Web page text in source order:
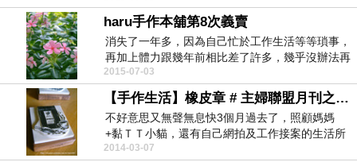
haru手作本舖第8次義賣
消失了一年多，因為自己忙於工作生活等等瑣事，
再加上體力跟幾年前相比差了許多，幾乎沒辦法再
跟以前一樣熬...
2015-07-03
【手作生活】橡皮章 # 主婦聯盟月刊之雨林咖啡
不好意思又無聲無息快3個月過去了，照顧媽媽
+黏ＴＴ小貓，還有自己網拍及工作接案的生活所
累積的壓力和疲...
2014-03-07